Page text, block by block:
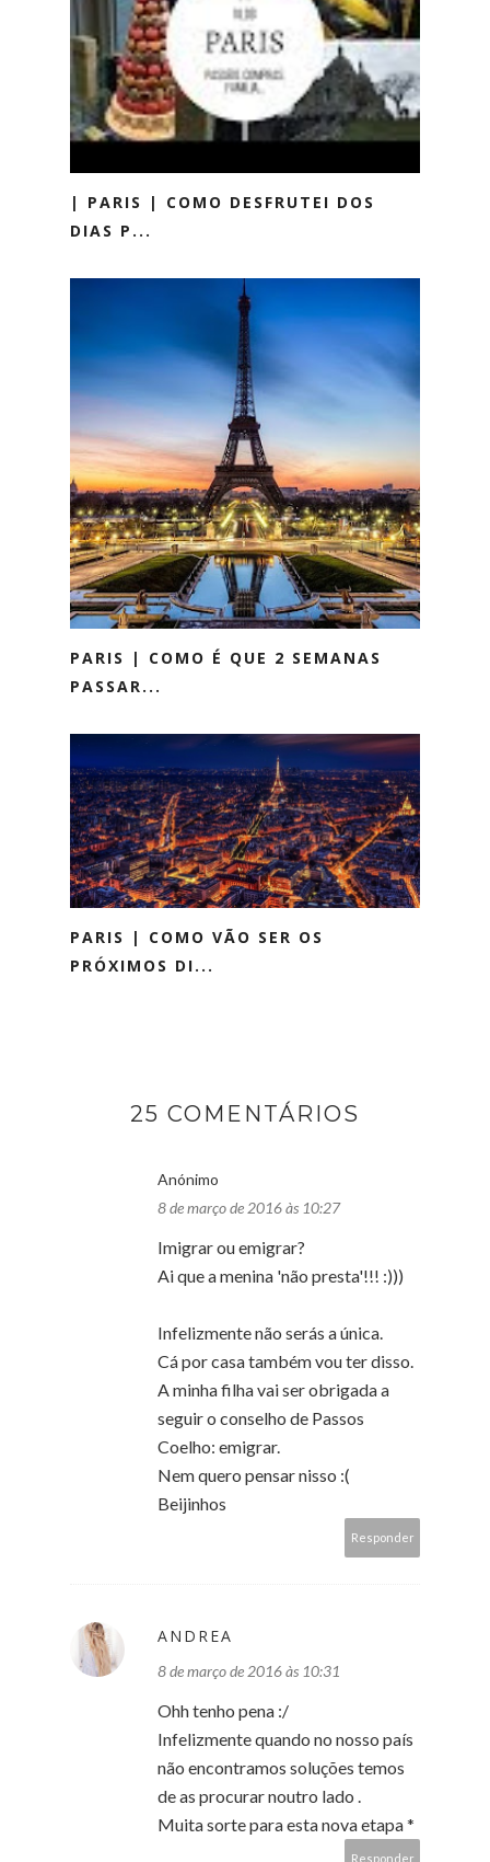
| PARIS | COMO DESFRUTEI DOS
DIAS P...
PARIS | COMO É QUE 2 SEMANAS
PASSAR...
PARIS | COMO VÃO SER OS
PRÓXIMOS DI...
25 COMENTÁRIOS
Anónimo
8 de março de 2016 às 10:27
Imigrar ou emigrar?
Ai que a menina 'não presta'!!! :)))
Infelizmente não serás a única.
Cá por casa também vou ter disso.
A minha filha vai ser obrigada a
seguir o conselho de Passos
Coelho: emigrar.
Nem quero pensar nisso :(
Beijinhos
Responder
ANDREA
8 de março de 2016 às 10:31
Ohh tenho pena :/
Infelizmente quando no nosso país
não encontramos soluções temos
de as procurar noutro lado .
Muita sorte para esta nova etapa *
Responder